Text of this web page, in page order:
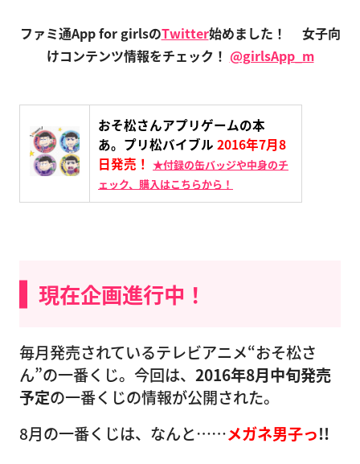
ファミ通App for girlsのTwitter始めました！
女子向
けコンテンツ情報をチェック！ @girlsApp_m
おそ松さんアプリゲームの本
あ。プリ松バイブル 2016年7月8
日発売！ ★付録の缶バッジや中身のチ
ェック、購入はこちらから！
現在企画進行中！
毎月発売されているテレビアニメ“おそ松さ
ん”の一番くじ。今回は、 2016年8月中旬発売
予定の一番くじの情報が公開された。
8月の一番くじは、なんと……メガネ男子っ!!